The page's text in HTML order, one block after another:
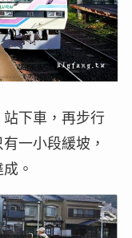
下車，再步行
一小段緩坡，
。